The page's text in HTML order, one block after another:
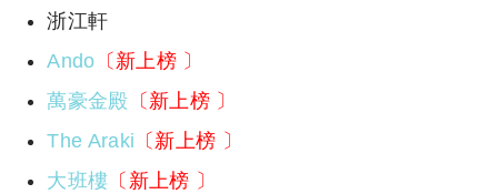
浙江軒
Ando 〔新上榜 〕
萬豪金殿 〔新上榜 〕
The Araki 〔新上榜 〕
大班樓 〔新上榜 〕